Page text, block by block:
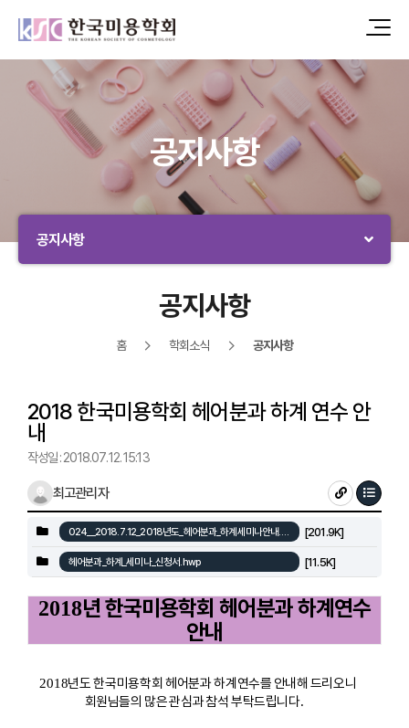
공지사항
공지사항
공지사항
홈 학회소식 공지사항
2018 한국미용학회 헤어분과 하계 연수 안
내
작성일 : 2018.07.12. 15:13
최고관리자
024__2018.7.12_2018년도_헤어분과_하계세미나안내.pdf [201.9K]
헤어분과_하계_세미나_신청서.hwp [11.5K]
2018년 한국미용학회 헤어분과 하계연수
안내
2018년도 한국미용학회 헤어분과 하계연수를 안내해 드리오니
회원님들의 많은 관심과 참석 부탁드립니다.